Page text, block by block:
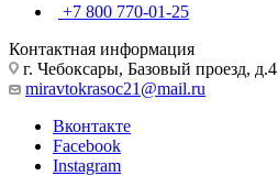
+7 800 770-01-25
Контактная информация
г. Чебоксары, Базовый проезд, д.4
miravtokrasoc21@mail.ru
Вконтакте
Facebook
Instagram